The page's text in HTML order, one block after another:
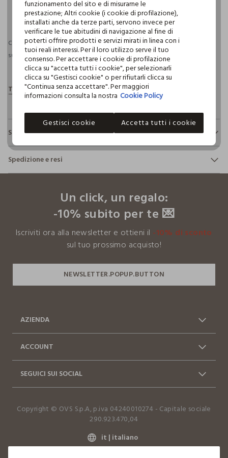
pdp.loyalty.section.advantages
Consegna prevista entro il 10/08/2026 e spedizione gratuita per ordini
superiori a 30€ se possiedi una CROFF Club.Maggiori informazioni
Sostenibilità e trasparenza
Sicurezza
Il 100% dei nostri articoli viene sottoposto a test chimico-
fisici, per verificarne il rispetto dei limiti che abbiamo
restrittivi rispetto a quelli previsti dalla normativa
internazionale.
Clicca qui per vedere i dettagli
I nostri fornitori
MADE IN ITALY
Spedizione e resi
Un click, un regalo:
-10% subito per te 💌
Iscriviti ora alla newsletter e ottieni il -10% di sconto
sul tuo prossimo acquisto!
AZIENDA
Resi e cambi Dichiarazione accessibilità
ACCOUNT
SEGUICI SUI SOCIAL
TikTok
Copyright © OVS S.p.A, p.iva 04240010274 - Capitale sociale
290.923.470,04
it | italiano
funzionamento del sito e di misurarne le
prestazione; Altri cookie (i cookie di profilazione),
installati anche da terze parti, servono invece per
verificare le tue abitudini di navigazione al fine di
poterti offrire prodotti e servizi mirati in linea con i
tuoi reali interessi. Per il loro utilizzo serve il tuo
consenso. Per accettare i cookie di profilazione
clicca su "accetta tutti i cookie", per selezionarli
clicca su "Gestisci cookie" o per rifiutarli clicca su
"Continua senza accettare". Per maggiori
informazioni consulta la nostra Cookie Policy
Gestisci cookie Accetta tutti i cookie